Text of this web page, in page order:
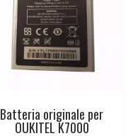
Batteria originale per
OUKITEL K7000